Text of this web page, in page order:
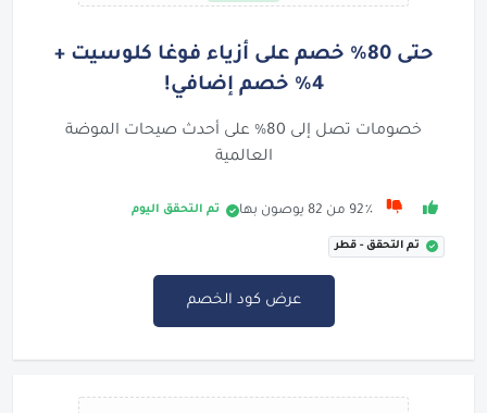
حتى 80% خصم على أزياء فوغا كلوسيت +
4% خصم إضافي!
خصومات تصل إلى 80% على أحدث صيحات الموضة
العالمية
92٪ من 82 يوصون بها تم التحقق اليوم
تم التحقق - قطر
عرض كود الخصم